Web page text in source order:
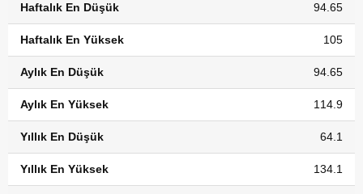
Haftalık En Düşük 94.65
Haftalık En Yüksek 105
Aylık En Düşük 94.65
Aylık En Yüksek 114.9
Yıllık En Düşük 64.1
Yıllık En Yüksek 134.1